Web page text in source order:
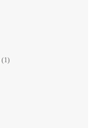
(1)